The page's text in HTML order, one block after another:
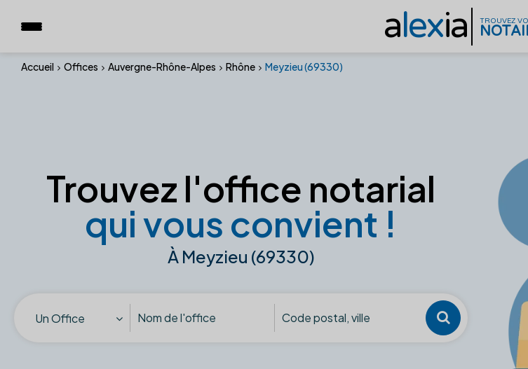
alexia TROUVEZ
Accueil Offices Auvergne-Rhône-Alpes Rhône Meyzieu (69330)
Trouvez l'office notarial
qui vous convient !
À Meyzieu (69330)
Un Office